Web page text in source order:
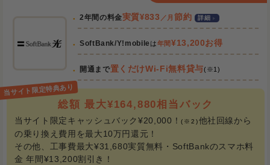
2年間の料金実質¥833 ／月 節約 詳細
SoftBank/Y!mobile は年間¥13,200お得
開通まで置くだけWi-Fi無料貸与(※1)
総額 最大¥164,880相当バック
当サイト限定キャッシュバック¥20,000！(※2)他社回線から
の乗り換え費用を最大10万円還元！
その他、工事費最大¥31,680実質無料・SoftBankのスマホ料
金 年間¥13,200割引き！